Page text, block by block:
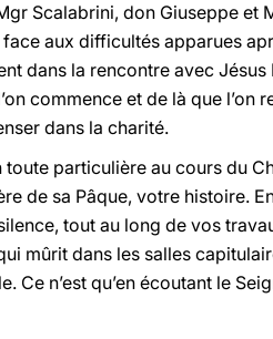
Scalabrini, don Giuseppe et
aux difficultés apparues
dans la rencontre avec Jésus
commence et de là que l’on
dans la charité.
particulière au cours du
de sa Pâque, votre histoire.
tout au long de vos
mûrit dans les salles
Ce n’est qu’en écoutant le